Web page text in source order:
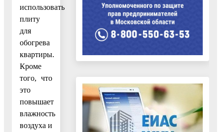
использовать
плиту
для
обогрева
квартиры.
Кроме
того, что
это
повышает
влажность
воздуха и